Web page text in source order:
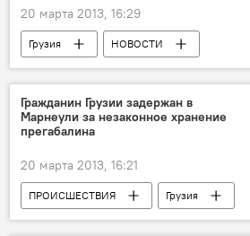
20 марта 2013, 16:29
Грузия НОВОСТИ
Гражданин Грузии задержан в
Марнеули за незаконное хранение
прегабалина
20 марта 2013, 16:21
ПРОИСШЕСТВИЯ
Грузия
НОВОСТИ